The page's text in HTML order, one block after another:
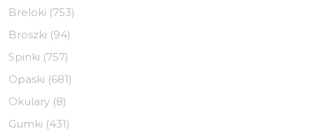
Breloki (753)
Broszki (94)
Spinki (757)
Opaski (681)
Okulary (8)
Gumki (431)